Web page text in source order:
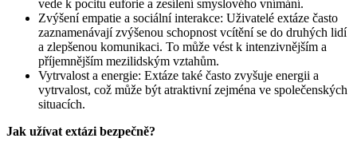
vede k pocitu euforie a zesílení smyslového vnímání.
Zvýšení empatie a sociální interakce: Uživatelé extáze často
zaznamenávají zvýšenou schopnost vcítění se do druhých lidí
a zlepšenou komunikaci. To může vést k intenzivnějším a
příjemnějším mezilidským vztahům.
Vytrvalost a energie: Extáze také často zvyšuje energii a
vytrvalost, což může být atraktivní zejména ve společenských
situacích.
Jak užívat extázi bezpečně?